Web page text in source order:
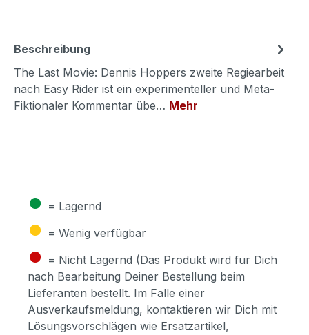
Beschreibung
The Last Movie: Dennis Hoppers zweite Regiearbeit
nach Easy Rider ist ein experimenteller und Meta-
Fiktionaler Kommentar übe… Mehr
● = Lagernd
● = Wenig verfügbar
● = Nicht Lagernd (Das Produkt wird für Dich
nach Bearbeitung Deiner Bestellung beim
Lieferanten bestellt. Im Falle einer
Ausverkaufsmeldung, kontaktieren wir Dich mit
Lösungsvorschlägen wie Ersatzartikel,